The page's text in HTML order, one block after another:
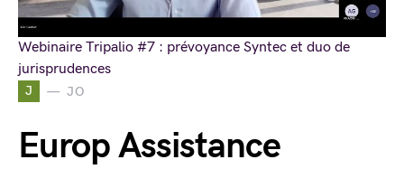
J JO
Europ Assistance
Webinaire Tripalio #7 : prévoyance Syntec et duo de
jurisprudences